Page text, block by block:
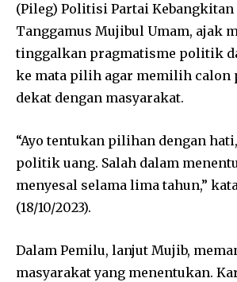
(Pileg) Politisi Partai Kebangkitan
Tanggamus Mujibul Umam, ajak
tinggalkan pragmatisme politik
ke mata pilih agar memilih calon
dekat dengan masyarakat.
“Ayo tentukan pilihan dengan
politik uang. Salah dalam
menyesal selama lima tahun,”
(18/10/2023).
Dalam Pemilu, lanjut Mujib,
masyarakat yang menentukan.